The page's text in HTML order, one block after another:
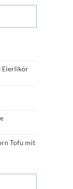
Eierlikör
Tofu mit